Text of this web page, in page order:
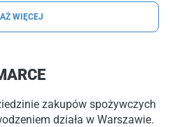
WIĘCEJ
zakupów spożywczych
działa w Warszawie.